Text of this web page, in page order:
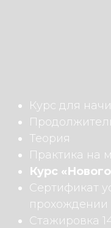
Курс для
Теория
Практика на
Курс
Сертификат
прохождении
Стажировка